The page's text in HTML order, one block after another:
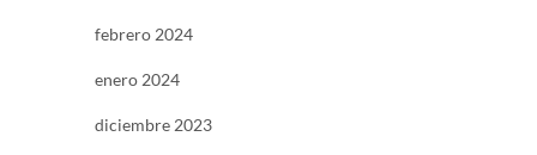
febrero 2024
enero 2024
diciembre 2023